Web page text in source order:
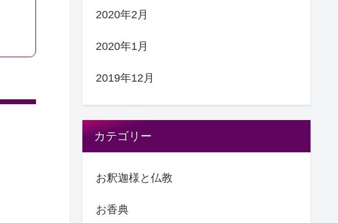
2020年2月
2020年1月
2019年12月
カテゴリー
お釈迦様と仏教
お香典